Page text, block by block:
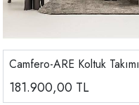
Camfero-ARE Koltuk Takımı
181.900,00 TL